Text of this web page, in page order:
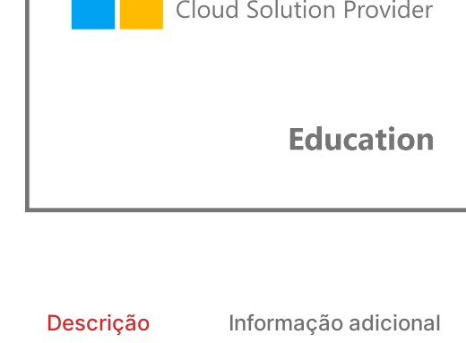
Descrição Informação adicional